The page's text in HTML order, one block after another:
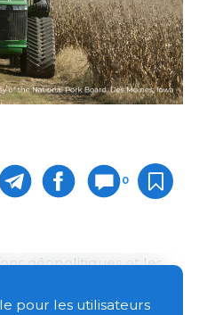
0
géopolitiques et les
prix des engrais dans
pour les utilisateurs